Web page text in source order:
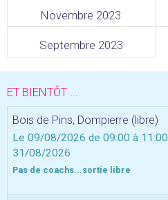
Novembre 2023
Septembre 2023
ET BIENTÔT ...
Bois de Pins, Dompierre (libre)
Le 09/08/2026 de 09:00 à 11:00
31/08/2026
Pas de coachs...sortie libre